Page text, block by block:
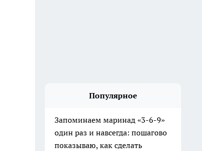
Популярное
Запоминаем маринад «3-6-9»
один раз и навсегда: пошагово
показываю, как сделать